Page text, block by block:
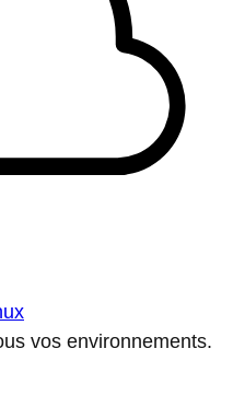
vos environnements.